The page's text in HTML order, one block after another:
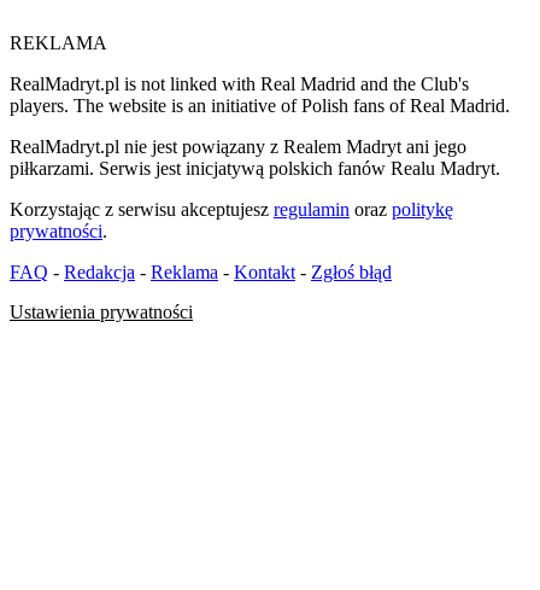
REKLAMA
RealMadryt.pl is not linked with Real Madrid and the Club's
players. The website is an initiative of Polish fans of Real Madrid.
RealMadryt.pl nie jest powiązany z Realem Madryt ani jego
piłkarzami. Serwis jest inicjatywą polskich fanów Realu Madryt.
Korzystając z serwisu akceptujesz regulamin oraz politykę
prywatności.
FAQ - Redakcja - Reklama - Kontakt - Zgłoś błąd
Ustawienia prywatności